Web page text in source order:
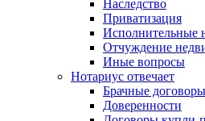
Наследство
Приватизация
Исполнительные
Отчуждение
Иные вопросы
Нотариус отвечает
Брачные договоры
Доверенности